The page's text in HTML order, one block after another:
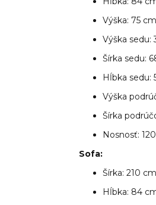
Výška: 75 cm
Výška sedu:
Šírka sedu:
Hĺbka sedu:
Výška
Šírka
Nosnosť:
Sofa:
Šírka: 210 cm
Hĺbka: 84